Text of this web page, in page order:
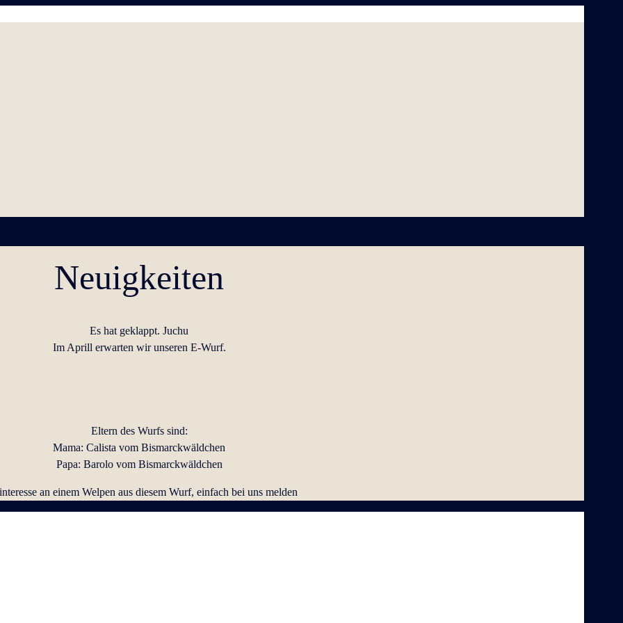
Neuigkeiten
Es hat geklappt. Juchu
Im Aprill erwarten wir unseren E-Wurf.
Eltern des Wurfs sind:
Mama: Calista vom Bismarckwäldchen
Papa: Barolo vom Bismarckwäldchen
an einem Welpen aus diesem Wurf, einfach bei uns melden